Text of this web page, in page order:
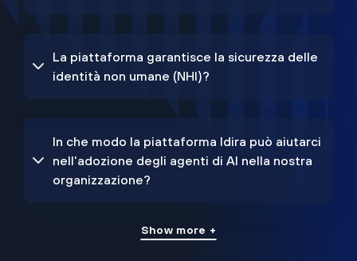
La piattaforma garantisce la sicurezza delle
identità non umane (NHI)?
In che modo la piattaforma Idira può aiutarci
nell'adozione degli agenti di AI nella nostra
organizzazione?
Show more +